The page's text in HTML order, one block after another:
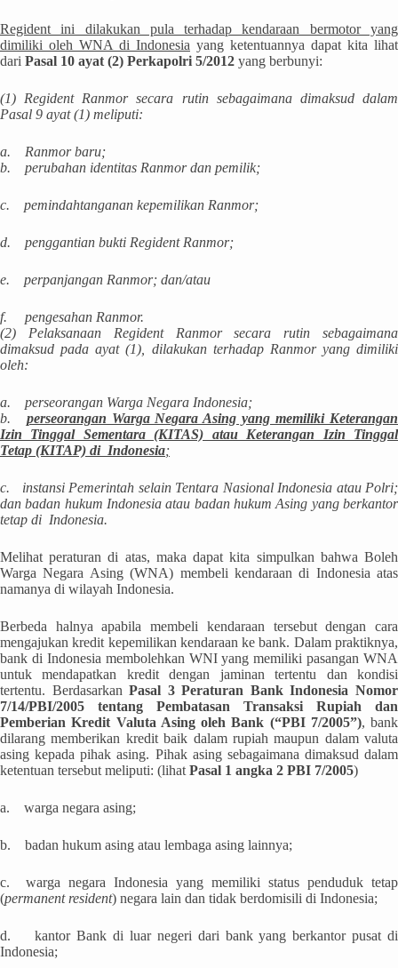
Regident ini dilakukan pula terhadap kendaraan bermotor yang
dimiliki oleh WNA di Indonesia yang ketentuannya dapat kita lihat
dari Pasal 10 ayat (2) Perkapolri 5/2012 yang berbunyi:
(1) Regident Ranmor secara rutin sebagaimana dimaksud dalam
Pasal 9 ayat (1) meliputi:
a. Ranmor baru;
b. perubahan identitas Ranmor dan pemilik;
c. pemindahtanganan kepemilikan Ranmor;
d. penggantian bukti Regident Ranmor;
e. perpanjangan Ranmor; dan/atau
f. pengesahan Ranmor.
(2) Pelaksanaan Regident Ranmor secara rutin sebagaimana
dimaksud pada ayat (1), dilakukan terhadap Ranmor yang dimiliki
oleh:
a. perseorangan Warga Negara Indonesia;
b. perseorangan Warga Negara Asing yang memiliki Keterangan
Izin Tinggal Sementara (KITAS) atau Keterangan Izin Tinggal
Tetap (KITAP) di Indonesia;
c. instansi Pemerintah selain Tentara Nasional Indonesia atau Polri;
dan badan hukum Indonesia atau badan hukum Asing yang berkantor
tetap di Indonesia.
Melihat peraturan di atas, maka dapat kita simpulkan bahwa Boleh
Warga Negara Asing (WNA) membeli kendaraan di Indonesia atas
namanya di wilayah Indonesia.
Berbeda halnya apabila membeli kendaraan tersebut dengan cara
mengajukan kredit kepemilikan kendaraan ke bank. Dalam praktiknya,
bank di Indonesia membolehkan WNI yang memiliki pasangan WNA
untuk mendapatkan kredit dengan jaminan tertentu dan kondisi
tertentu. BerdasarkanPasal 3 Peraturan Bank Indonesia Nomor
7/14/PBI/2005 tentang Pembatasan Transaksi Rupiah dan
Pemberian Kredit Valuta Asing oleh Bank (“PBI 7/2005”), bank
dilarang memberikan kredit baik dalam rupiah maupun dalam valuta
asing kepada pihak asing. Pihak asing sebagaimana dimaksud dalam
ketentuan tersebut meliputi: (lihat Pasal 1 angka 2 PBI 7/2005)
a. warga negara asing;
b. badan hukum asing atau lembaga asing lainnya;
c. warga negara Indonesia yang memiliki status penduduk tetap
(permanent resident) negara lain dan tidak berdomisili di Indonesia;
d. kantor Bank di luar negeri dari bank yang berkantor pusat di
Indonesia;